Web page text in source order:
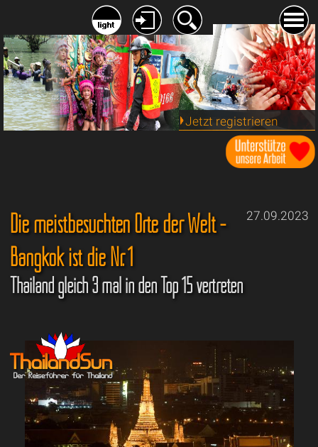
Jetzt registrieren
27.09.2023
Die meistbesuchten Orte der Welt -
Bangkok ist die Nr. 1
Thailand gleich 3 mal in den Top 15 vertreten